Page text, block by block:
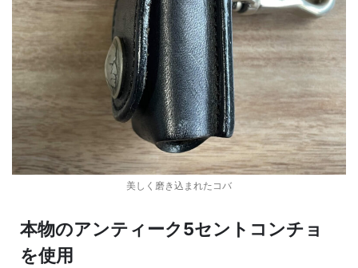
美しく磨き込まれたコバ
本物のアンティーク5セントコンチョ
を使用